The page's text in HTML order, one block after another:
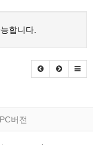
합니다.
PC버전